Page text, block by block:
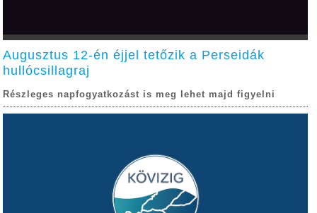
Augusztus 12-én éjjel tetőzik a Perseidák
hullócsillagraj
Részleges napfogyatkozást is meg lehet majd figyelni